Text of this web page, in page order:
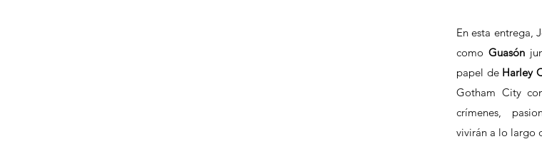
En esta entrega,
como Guasón
papel de Harley
Gotham City
crímenes,
vivirán a lo largo